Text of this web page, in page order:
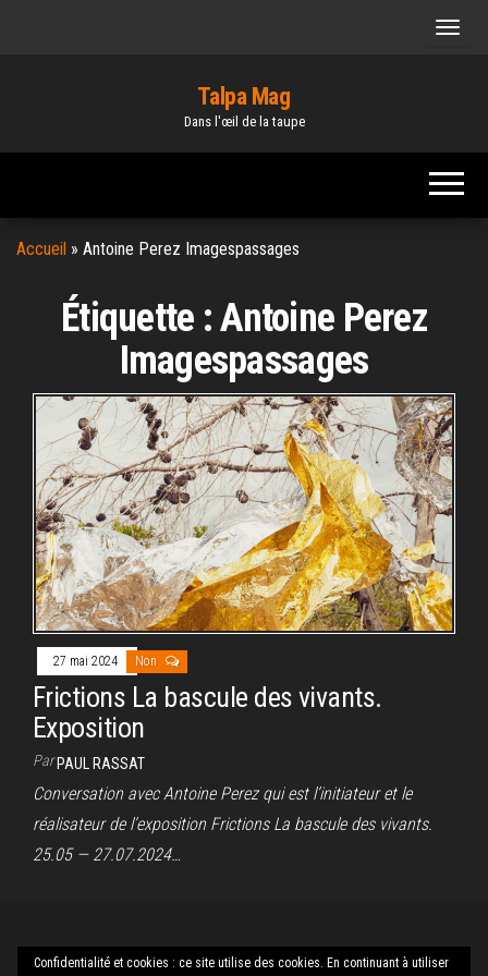
Talpa Mag
Dans l'œil de la taupe
Accueil » Antoine Perez Imagespassages
Étiquette :Antoine Perez
Imagespassages
27 mai 2024 Non
Frictions La bascule des vivants.
Exposition
ParPAUL RASSAT
Conversation avec Antoine Perez qui est l’initiateur et le
réalisateur de l’exposition Frictions La bascule des vivants.
25.05 — 27.07.2024…
Confidentialité et cookies : ce site utilise des cookies. En continuant à utiliser